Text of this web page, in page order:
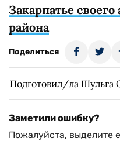
Закарпатье
района
Поделиться
Подготовил/ла Шульга
Заметили ошибку?
Пожалуйста, выделите